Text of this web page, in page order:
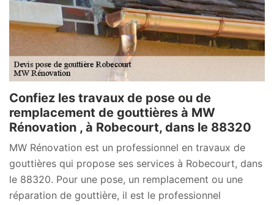
Confiez les travaux de pose ou de
remplacement de gouttières à MW
Rénovation , à Robecourt, dans le 88320
MW Rénovation est un professionnel en travaux de
gouttières qui propose ses services à Robecourt, dans
le 88320. Pour une pose, un remplacement ou une
réparation de gouttière, il est le professionnel